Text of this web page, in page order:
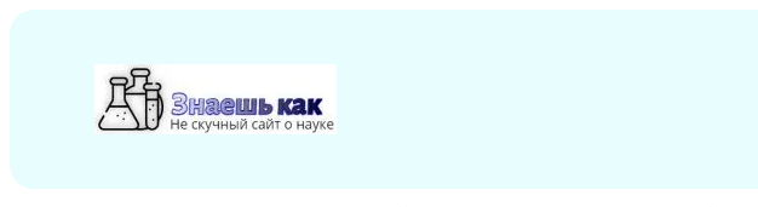
содержимому